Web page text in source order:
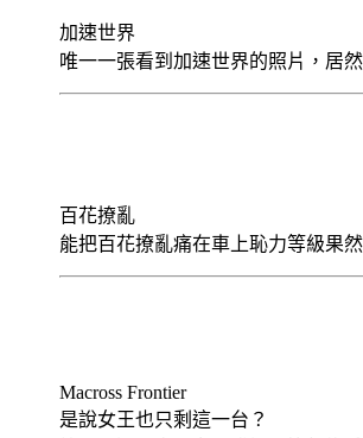
加速世界
唯一一張看到加速世界的照片，居
百花撩亂
能把百花撩亂痛在車上恥力等級果
Macross Frontier
是說女王也只剩這一台？